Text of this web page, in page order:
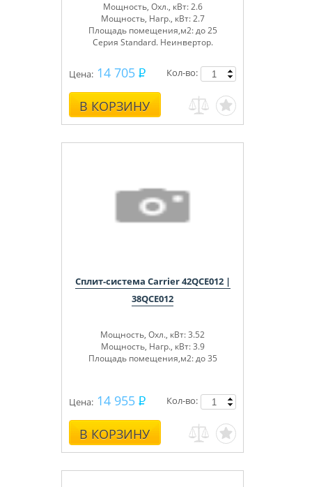
Мощность, Охл., кВт: 2.6
Мощность, Нагр., кВт: 2.7
Площадь помещения,м2: до 25
Серия Standard. Неинвертор.
Цена: 14 705
В КОРЗИНУ
Кол-во:
Сплит-система Carrier 42QCE012 |
38QCE012
Мощность, Охл., кВт: 3.52
Мощность, Нагр., кВт: 3.9
Площадь помещения,м2: до 35
Цена: 14 955
В КОРЗИНУ
Кол-во: